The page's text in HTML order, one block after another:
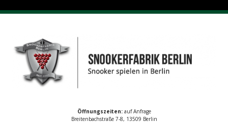
Öffnungszeiten:auf Anfrage
Breitenbachstraße 7-8, 13509 Berlin